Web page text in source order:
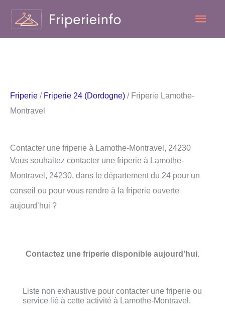
contenu
Friperie / Friperie 24 (Dordogne) / Friperie Lamothe-
Montravel
Contacter une friperie à Lamothe-Montravel, 24230
Vous souhaitez contacter une friperie à Lamothe-
Montravel, 24230, dans le département du 24 pour un
conseil ou pour vous rendre à la friperie ouverte
aujourd’hui ?
Contactez une friperie disponible aujourd’hui.
Liste non exhaustive pour contacter une friperie ou
service lié à cette activité à Lamothe-Montravel.